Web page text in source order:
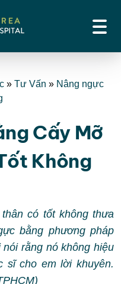
» Tư Vấn » Nâng ngực
Cấy Mỡ
Không
có tốt không thưa
bằng phương pháp
rằng nó không hiệu
sĩ cho em lời khuyên.